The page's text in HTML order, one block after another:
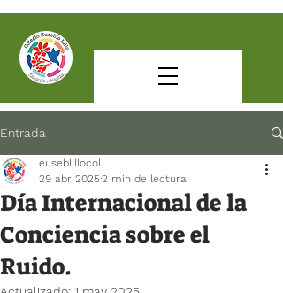
Entrada
Día Internacional de la
Conciencia sobre el
Ruido.
euseblillocol
29 abr 2025 2 min de lectura